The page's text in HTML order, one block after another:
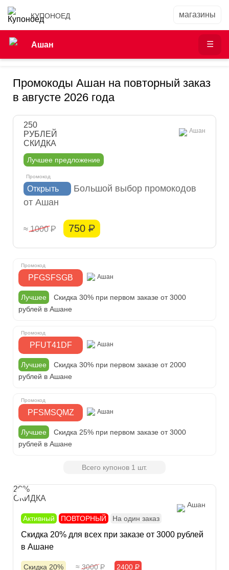
КУПОНОЕД
Ашан
Промокоды Ашан на повторный заказ
в августе 2026 года
Ашан
250
РУБЛЕЙ
СКИДКА
Лучшее предложение
Открыть
Большой выбор промокодов
от Ашан
≈ 1000Р 750 Р
PFGSFSGB Ашан
Лучшее
Скидка 30% при первом заказе от 3000
рублей в Ашане
PFUT41DF Ашан
Лучшее
Скидка 30% при первом заказе от 2000
рублей в Ашане
PFSMSQMZ Ашан
Лучшее
Скидка 25% при первом заказе от 3000
рублей в Ашане
Всего купонов 1 шт.
20%
СКИДКА
Ашан
Активный
ПОВТОРНЫЙ На один заказ
Скидка 20% для всех при заказе от 3000 рублей
в Ашане
Скидка 20% ≈ 3000Р 2400 Р